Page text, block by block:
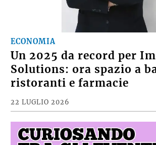
ECONOMIA
Un 2025 da record per
Solutions: ora spazio a
ristoranti e farmacie
22 LUGLIO 2026